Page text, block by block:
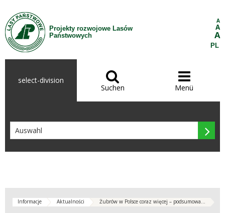
Zum Inhalt wechseln
Projekty rozwojowe Lasów
Państwowych
A
A
A
PL
select-division 
Suchen

Menü

Informacje Aktualności Żubrów w Polsce coraz więcej – podsumowa...